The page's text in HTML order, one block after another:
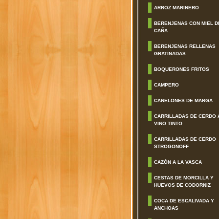
ARROZ MARINERO
BERENJENAS CON MIEL
CAÑA
BERENJENAS RELLENAS
GRATINADAS
BOQUERONES FRITOS
CAMPERO
CANELONES DE MARGA
CARRILLADAS DE CERDO
VINO TINTO
CARRILLADAS DE CERDO
STROGONOFF
CAZÓN A LA VASCA
CESTAS DE MORCILLA Y
HUEVOS DE CODORNIZ
COCA DE ESCALIVADA Y
ANCHOAS